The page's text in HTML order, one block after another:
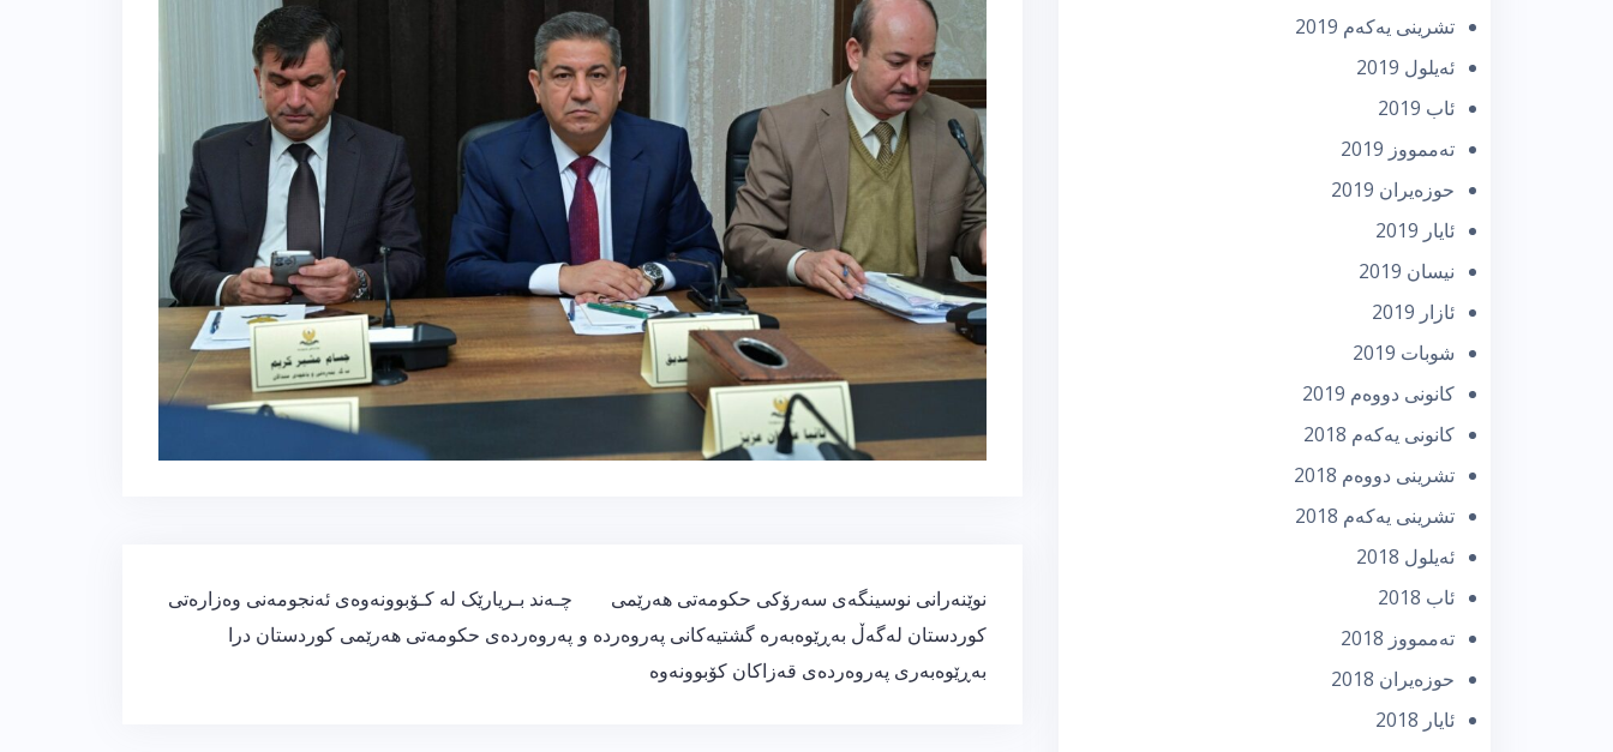
ڕێدۆزیی
بابەت
چـەند بـریارێک لە کـۆبوونەوەی ئەنجومەنی وەزارەتی
پەروەردەی حکومەتی هەرێمی کوردستان درا
نوێنەرانی نوسینگەی سەرۆکی حکومەتی هەرێمی
کوردستان لەگەڵ بەڕێوەبەرە گشتیەکانی پەروەردە و
بەڕێوەبەری پەروەردەی قەزاکان كۆبوونەوە
تشرینی یه‌كه‌م 2019
ئه‌یلول 2019
ئاب 2019
تەممووز 2019
حوزه‌یران 2019
ئایار 2019
نیسان 2019
ئازار 2019
شوبات 2019
كانونی دووه‌م 2019
كانونی یه‌كه‌م 2018
تشرینی دووه‌م 2018
تشرینی یه‌كه‌م 2018
ئه‌یلول 2018
ئاب 2018
تەممووز 2018
حوزه‌یران 2018
ئایار 2018